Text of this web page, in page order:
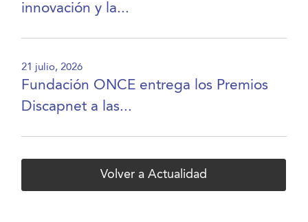
innovación y la...
21 julio, 2026
Fundación ONCE entrega los Premios
Discapnet a las...
Volver a Actualidad